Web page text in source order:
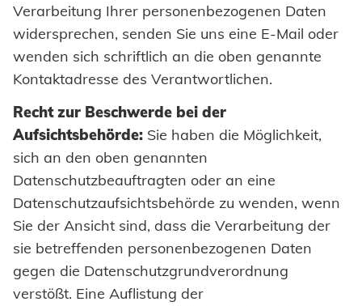
Verarbeitung Ihrer personenbezogenen Daten
widersprechen, senden Sie uns eine E-Mail oder
wenden sich schriftlich an die oben genannte
Kontaktadresse des Verantwortlichen.
Recht zur Beschwerde bei der
Aufsichtsbehörde: Sie haben die Möglichkeit,
sich an den oben genannten
Datenschutzbeauftragten oder an eine
Datenschutzaufsichtsbehörde zu wenden, wenn
Sie der Ansicht sind, dass die Verarbeitung der
sie betreffenden personenbezogenen Daten
gegen die Datenschutzgrundverordnung
verstößt. Eine Auflistung der